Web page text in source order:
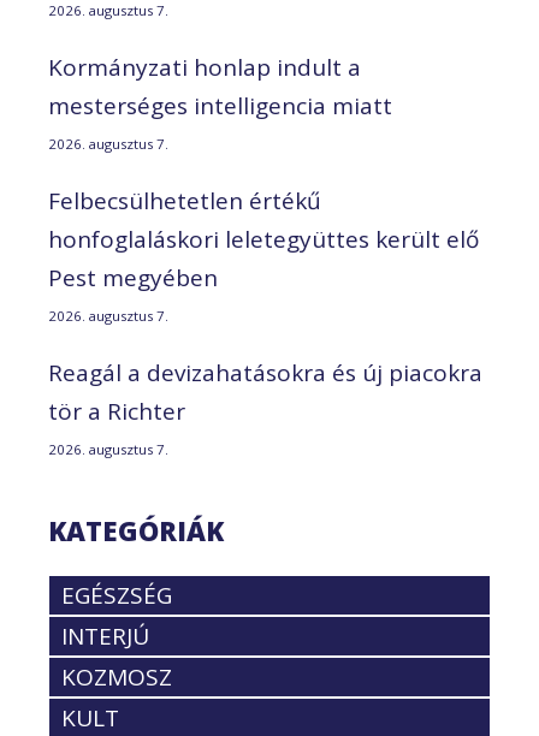
2026. augusztus 7.
Kormányzati honlap indult a
mesterséges intelligencia miatt
2026. augusztus 7.
Felbecsülhetetlen értékű
honfoglaláskori leletegyüttes került elő
Pest megyében
2026. augusztus 7.
Reagál a devizahatásokra és új piacokra
tör a Richter
2026. augusztus 7.
KATEGÓRIÁK
EGÉSZSÉG
INTERJÚ
KOZMOSZ
KULT